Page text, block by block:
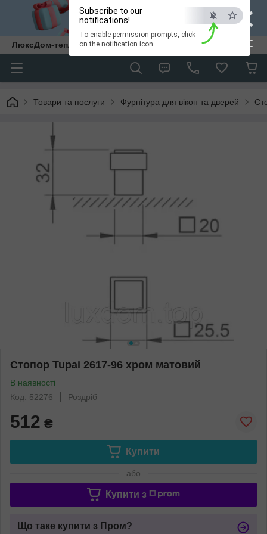
×
ESC
Subscribe to our
notifications!
To enable permission prompts, click
on the notification icon
ЛюксДом-тепло та затишок у кожен дім.
Товари та послуги Фурнітура для вікон та дверей
Стопор Tupai 2617-96 хром матовий
В наявності
Код: 52276
Роздріб
512 ₴
Купити
або
Купити з
Що таке купити з Пром?